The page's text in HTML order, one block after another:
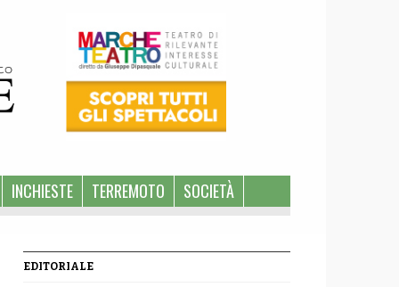
INCHIESTE TERREMOTO SOCIETÀ
EDITORIALE